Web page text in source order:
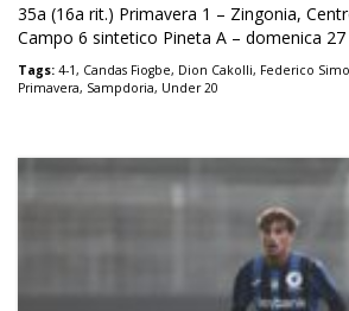
35a (16a rit.) Primavera 1 – Zingonia,
Campo 6 sintetico Pineta A – domenica
Tags: 4-1, Candas Fiogbe, Dion Cakolli, Federico
Primavera, Sampdoria, Under 20